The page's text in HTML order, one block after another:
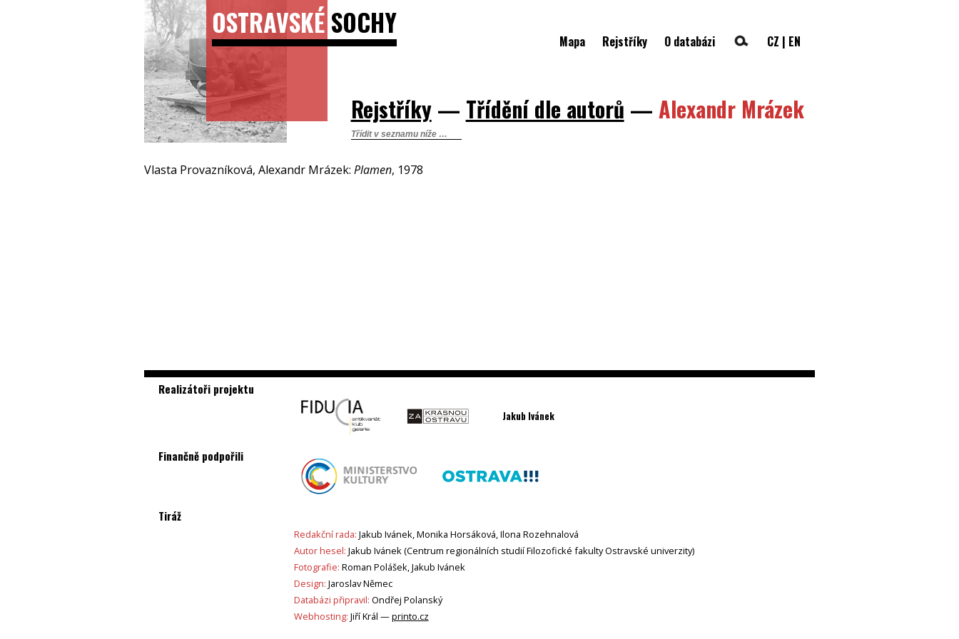
OSTRAVSKÉSOCHY
Mapa Rejstříky O databázi CZ | EN
Rejstříky— Třídění dle autorů — Alexandr Mrázek
Vlasta Provazníková, Alexandr Mrázek: Plamen, 1978
Realizátoři projektu
Jakub Ivánek
Finančně podpořili
Tiráž
Redakční rada: Jakub Ivánek, Monika Horsáková, Ilona Rozehnalová
Autor hesel: Jakub Ivánek (Centrum regionálních studií Filozofické fakulty Ostravské univerzity)
Fotografie: Roman Polášek, Jakub Ivánek
Design: Jaroslav Němec
Databázi připravil: Ondřej Polanský
Webhosting: Jiří Král —printo.cz